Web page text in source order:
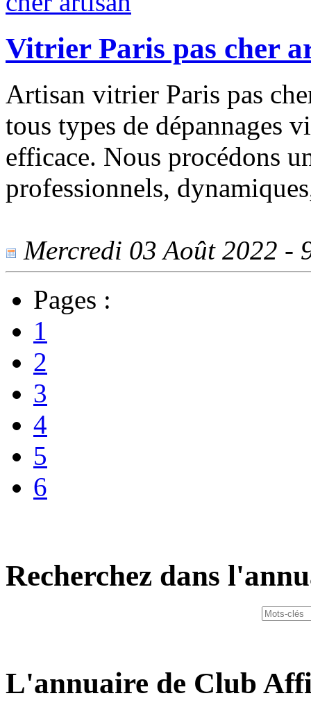
Vitrier Paris pas cher
Artisan vitrier Paris pas
tous types de dépannages
efficace. Nous procédons
professionnels,
Mercredi 03 Août 2022 -
Pages :
1
2
3
4
5
6
Recherchez dans
L'annuaire de Club